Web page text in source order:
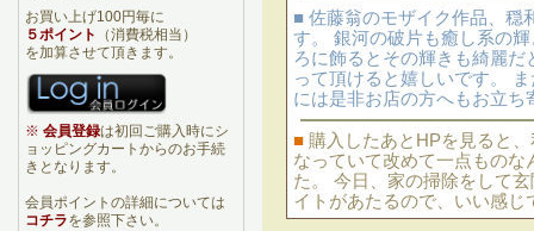
■ 佐藤翁のモザイク作品、穏
す。 銀河の破片も癒し系の
ろに飾るとその輝きも綺麗
って頂けると嬉しいです。
には是非お店の方へもお立ち
■ 購入したあとHPを見ると
なっていて改めて一点もの
た。 今日、家の掃除をして
イトがあたるので、いい感
お買い上げ100円毎に
５ポイント
（消費税相当）
を加算させて頂きます。
※ 会員登録は初回ご購入時にシ
ョッピングカートからのお手続
きとなります。
会員ポイントの詳細については
コチラを参照下さい。